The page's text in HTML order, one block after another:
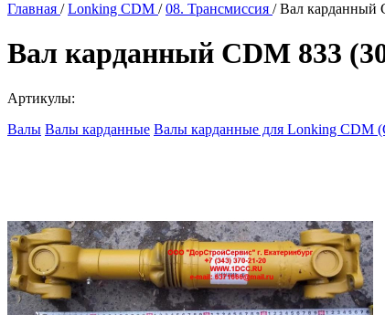
Главная /Lonking CDM /08. Трансмиссия /Вал
Вал карданный CDM 833
Артикулы:
Валы Валы карданные Валы карданные для Lonking CDM